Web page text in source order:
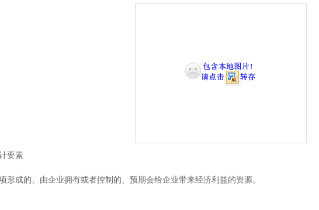
要素
成的、由企业拥有或者控制的、预期会给企业带来经济利益的资源。